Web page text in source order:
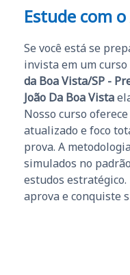
Estude com
Se você está se
invista em um
da Boa Vista/SP -
João Da Boa Vista
Nosso curso
atualizado e foco
prova. A
simulados no
estudos
aprova e conquiste